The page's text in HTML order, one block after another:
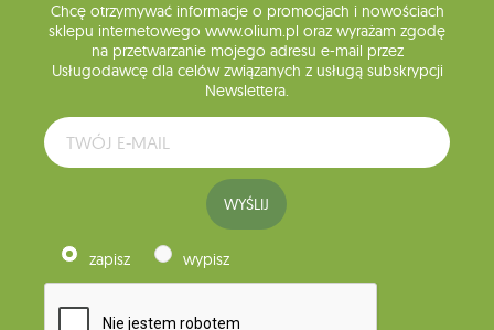
Chcę otrzymywać informacje o promocjach i nowościach
sklepu internetowego www.olium.pl oraz wyrażam zgodę
na przetwarzanie mojego adresu e-mail przez
Usługodawcę dla celów związanych z usługą subskrypcji
Newslettera.
WYŚLIJ
zapisz wypisz